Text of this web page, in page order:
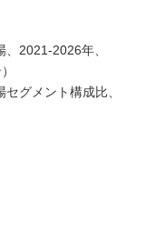
2021-2026年、
グメント構成比、